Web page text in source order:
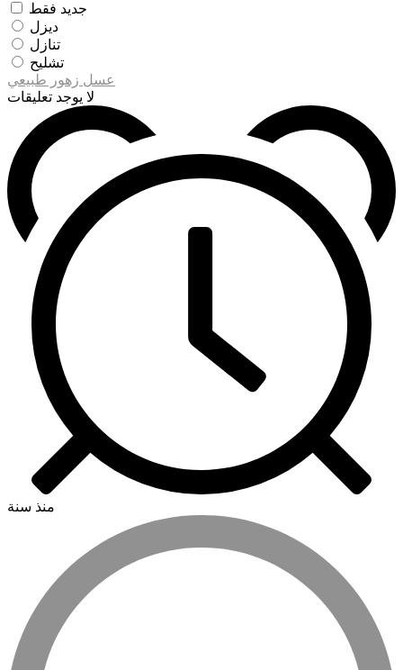
جديد فقط
ديزل
تنازل
تشليح
عسل زهور طبيعي
لا يوجد تعليقات
منذ سنة